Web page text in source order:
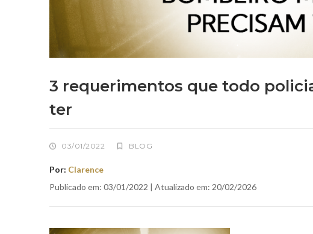
3 requerimentos que todo
ter
03/01/2022 BLOG
Por: Clarence
Publicado em: 03/01/2022 | Atualizado em: 20/02/2026